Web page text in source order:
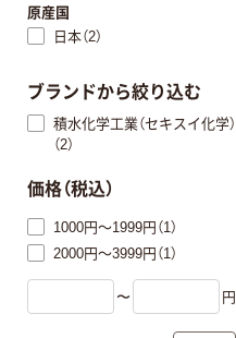
原産国
日本（2）
ブランドから絞り込む
積水化学工業（セキスイ化学）
（2）
価格（税込）
1000円～1999円（1）
2000円～3999円（1）
〜 円